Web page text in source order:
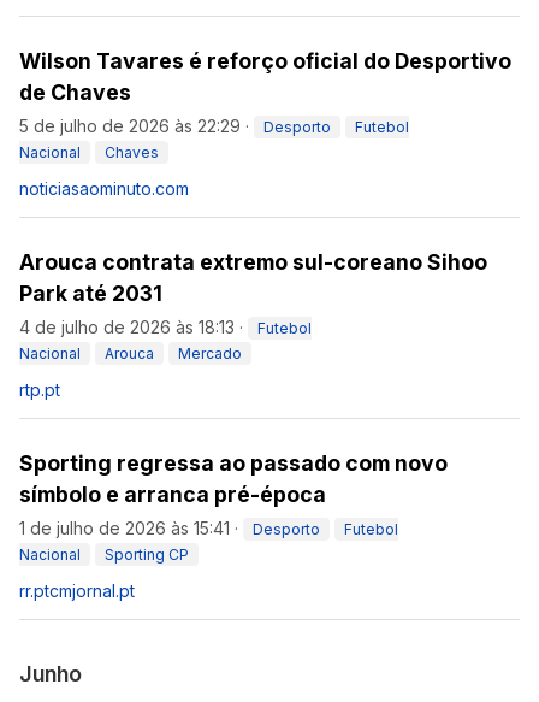
Wilson Tavares é reforço oficial do Desportivo
de Chaves
5 de julho de 2026 às 22:29 · Desporto
Futebol
Nacional
Chaves
noticiasaominuto.com
Arouca contrata extremo sul-coreano Sihoo
Park até 2031
4 de julho de 2026 às 18:13 ·
Futebol
Nacional
Arouca Mercado
rtp.pt
Sporting regressa ao passado com novo
símbolo e arranca pré-época
1 de julho de 2026 às 15:41 · Desporto
Futebol
Nacional
Sporting CP
rr.ptcmjornal.pt
Junho